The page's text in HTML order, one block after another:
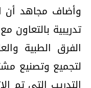
وأضاف مجاهد أن
تدريبية بالتعاون
الفرق الطبية
لتجميع وتصنيع